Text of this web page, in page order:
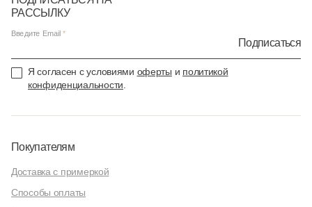
РАССЫЛКУ
Введите Email
Подписаться
Я согласен с условиями оферты и политикой
конфиденциальности
Покупателям
Доставка с примеркой
Способы оплаты